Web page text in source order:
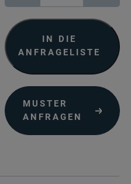
"bright
white"
Menge
IN DIE
ANFRAGELISTE
MUSTER
ANFRAGEN